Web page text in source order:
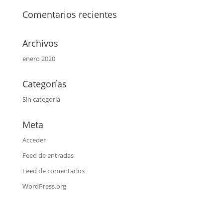
Comentarios recientes
Archivos
enero 2020
Categorías
Sin categoría
Meta
Acceder
Feed de entradas
Feed de comentarios
WordPress.org